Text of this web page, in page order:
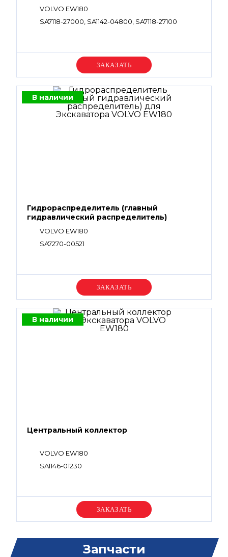
VOLVO EW180
SA7118-27000, SA1142-04800, SA7118-27100
Уточняйте цену
В наличии
Гидрораспределитель (главный
гидравлический распределитель)
VOLVO EW180
SA7270-00521
Уточняйте цену
В наличии
Центральный коллектор
VOLVO EW180
SA1146-01230
Уточняйте цену
Запчасти